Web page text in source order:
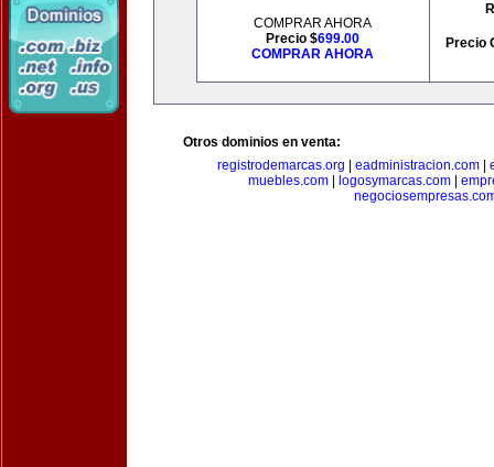
COMPRAR AHORA
Precio $699.00
COMPRAR AHORA
Precio
Otros dominios en venta:
registrodemarcas.org
eadministracion.com
muebles.com| logosymarcas.com|